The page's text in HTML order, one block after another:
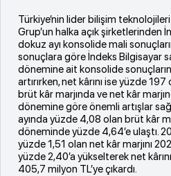
Türkiye’nin lider bilişim
Grup’un halka açık şirketlerinden
dokuz ayı konsolide mali
sonuçlara göre İndeks Bilgisayar
dönemine ait konsolide
artırırken, net kârını ise yüzde
brüt kâr marjında ve net kâr
dönemine göre önemli artışlar
ayında yüzde 4,08 olan brüt kâr
döneminde yüzde 4,64’e ulaştı.
yüzde 1,51 olan net kâr marjını
yüzde 2,40’a yükselterek net
405,7 milyon TL’ye çıkardı.